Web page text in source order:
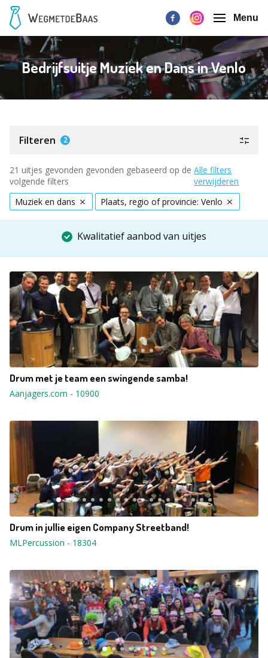
Menu
Bedrijfsuitje Muziek en Dans in Venlo
Filteren 2
21 uitjes gevonden gevonden gebaseerd op de
volgende filters
Alle filters
verwijderen
Muziek en dans
Plaats, regio of provincie: Venlo
Kwalitatief aanbod van uitjes
Drum met je team een swingende samba!
Aanjagers.com - 10900
Drum in jullie eigen Company Streetband!
MLPercussion - 18304